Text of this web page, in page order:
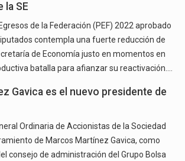
la SE
de la Federación (PEF) 2022 aprobado
contempla una fuerte reducción de
de Economía justo en momentos en
batalla para afianzar su reactivación.…
Gavica es el nuevo presidente de
Ordinaria de Accionistas de la Sociedad
de Marcos Martínez Gavica, como
consejo de administración del Grupo Bolsa